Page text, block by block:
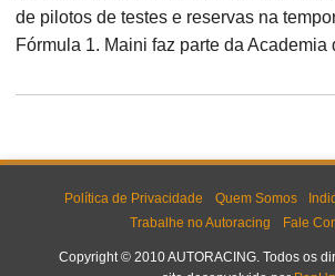
de pilotos de testes e reservas na
Fórmula 1. Maini faz parte da Academia
Política de Privacidade Quem Somos
Trabalhe no Autoracing
Fale
Copyright © 2010 AUTORACING. Todos os